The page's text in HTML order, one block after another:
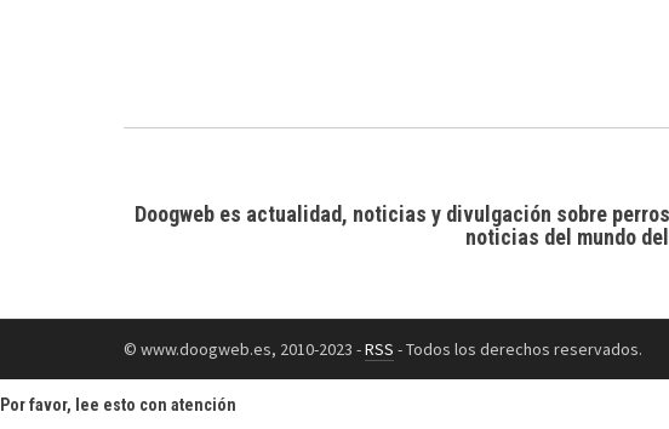
Doogweb es actualidad, noticias y divulgación sobre
noticias del mundo
© www.doogweb.es, 2010-2023 -RSS - Todos los derechos reservados.
Por favor, lee esto con atención